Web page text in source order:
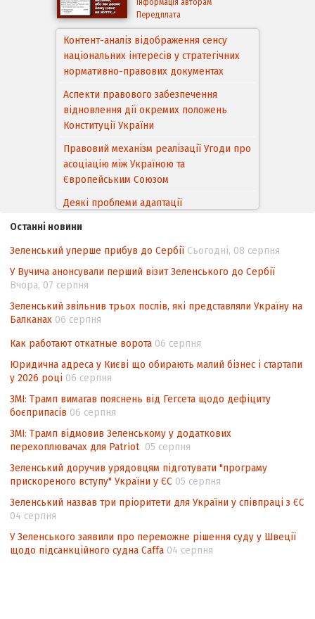
Інформація авторам
Передплата
Контент-аналіз відображення сенсу
національних інтересів у стратегічних
нормативно-правових документах
Аспекти правового забезпечення
відновлення дії окремих положень
Конституції України
Правовий механізм реалізації Угоди про
асоціацію між Україною та
Європейським Cоюзом
Деякі проблеми адаптації
походження товарів відповідно до
Угоди про торговельні аспекти прав
інтелектуальної власності (TRIPS) у
контексті євроінтеграції
Аналіз виборчого законодавства щодо
невизначеності механізму повторного
Інформаційна безпека суспільства
Останні новини
Зеленський уперше прибув до Сербії Сьогодні, 08 серпня
У Вучича анонсували перший візит Зеленського до Сербії
Вчора, 07 серпня
Зеленський звільнив трьох послів, які представляли Україну на
Балканах 06 серпня
Как работают откатные ворота 06 серпня
Юридична адреса у Києві що обирають малий бізнес і стартапи
у 2026 році 06 серпня
ЗМІ: Трамп вимагав пояснень від Гегсета щодо дефіциту
боєприпасів 06 серпня
ЗМІ: Трамп відмовив Зеленському у додаткових
перехоплювачах для Patriot 05 серпня
Зеленський доручив урядовцям підготувати "програму
прискореного вступу" України у ЄС 05 серпня
Зеленський назвав три пріоритети для України у співпраці з ЄС
04 серпня
У Зеленського заявили про переможне рішення суду у Швеції
щодо підсанкційного судна Caffa 04 серпня